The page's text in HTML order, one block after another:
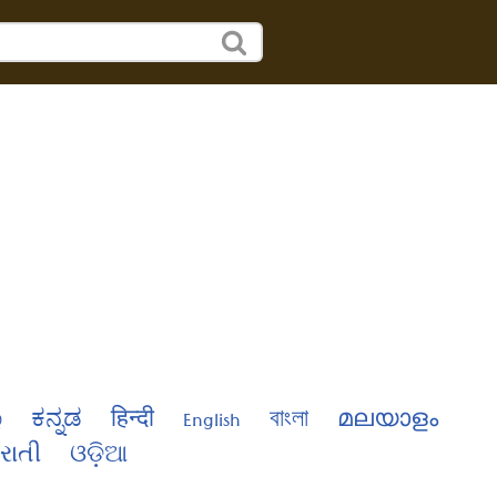
ಕನ್ನಡ हिन्दी English বাংলা
മലയാളം
ଓଡ଼ିଆ